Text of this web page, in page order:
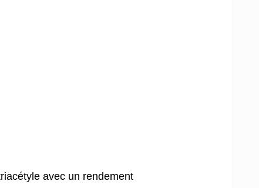
avec un rendement